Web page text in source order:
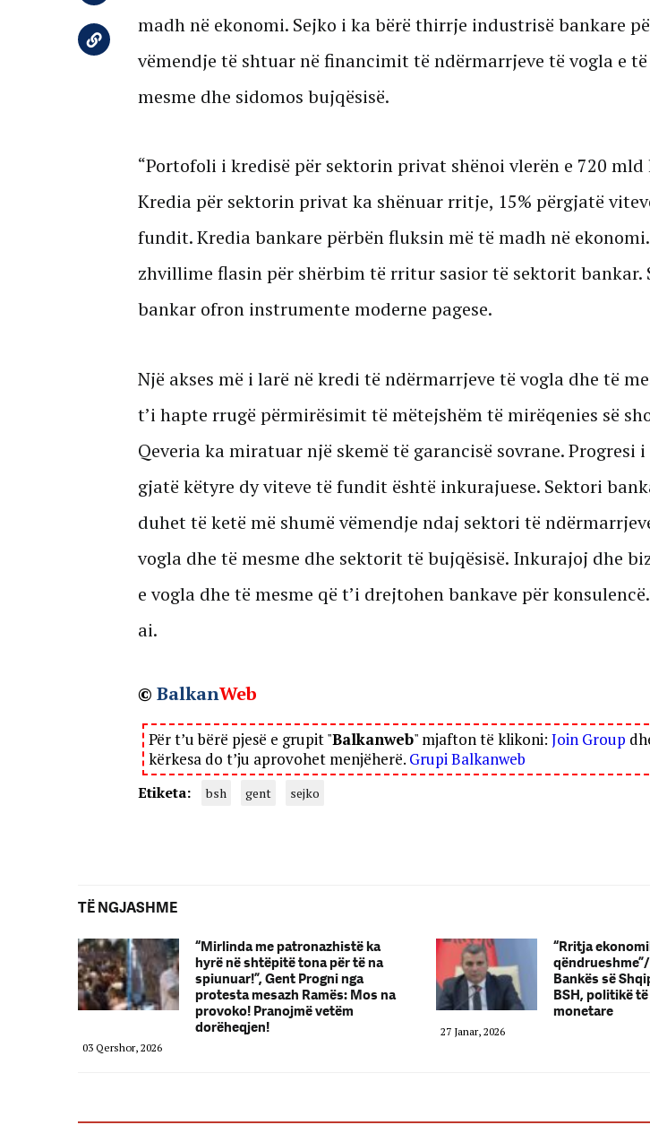
madh në ekonomi. Sejko i ka bërë thirrje industrisë bankare
vëmendje të shtuar në financimit të ndërmarrjeve të vogla e të
mesme dhe sidomos bujqësisë.
“Portofoli i kredisë për sektorin privat shënoi vlerën e 720 mld
Kredia për sektorin privat ka shënuar rritje, 15% përgjatë
fundit. Kredia bankare përbën fluksin më të madh në
zhvillime flasin për shërbim të rritur sasior të sektorit bankar.
bankar ofron instrumente moderne pagese.
Një akses më i larë në kredi të ndërmarrjeve të vogla dhe të
t’i hapte rrugë përmirësimit të mëtejshëm të mirëqenies së
Qeveria ka miratuar një skemë të garancisë sovrane. Progresi i
gjatë këtyre dy viteve të fundit është inkurajuese. Sektori
duhet të ketë më shumë vëmendje ndaj sektori të
vogla dhe të mesme dhe sektorit të bujqësisë. Inkurajoj dhe
e vogla dhe të mesme që t’i drejtohen bankave për
ai.
© BalkanWeb
Për t’u bërë pjesë e grupit "Balkanweb" mjafton të klikoni: Join Group
kërkesa do t’ju aprovohet menjëherë. Grupi Balkanweb
Etiketa: bsh gent sejko
TË NGJASHME
“Mirlinda me patronazhistë ka
hyrë në shtëpitë tona për të na
spiunuar!”, Gent Progni nga
protesta mesazh Ramës: Mos na
provoko! Pranojmë vetëm
dorëheqjen!
03 Qershor, 2026
“Rritja
Bankës së
BSH, politikë
monetare
27 Janar, 2026